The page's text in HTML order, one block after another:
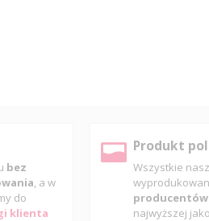
bez
, a w
do
klienta
Produkt
Wszystkie
producentów
najwyższej